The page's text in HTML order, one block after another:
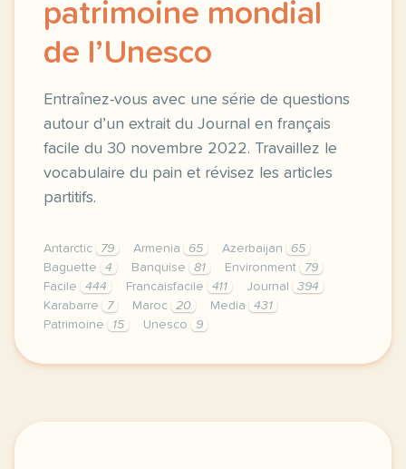
patrimoine mondial
de l’Unesco
Entraînez-vous avec une série de questions
autour d’un extrait du Journal en français
facile du 30 novembre 2022. Travaillez le
vocabulaire du pain et révisez les articles
partitifs.
Antarctic 79 Armenia 65 Azerbaijan
65
Baguette
4 Banquise 81 Environment
79
Facile
444 Francaisfacile 411 Journal
394
Karabarre
7 Maroc 20 Media
431
Patrimoine
15 Unesco 9
exercice b1 la baguette au patrimoine mondial